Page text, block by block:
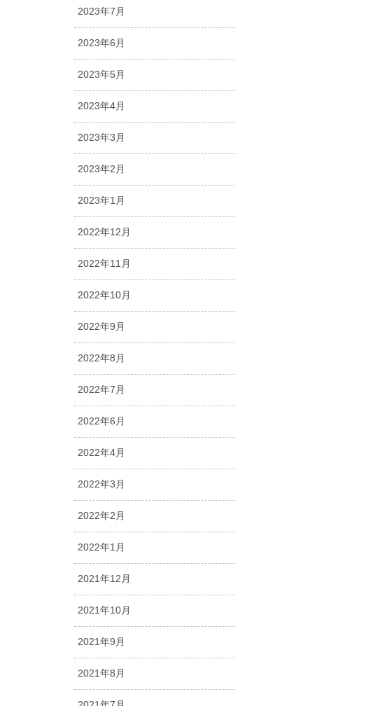
2023年7月
2023年6月
2023年5月
2023年4月
2023年3月
2023年2月
2023年1月
2022年12月
2022年11月
2022年10月
2022年9月
2022年8月
2022年7月
2022年6月
2022年4月
2022年3月
2022年2月
2022年1月
2021年12月
2021年10月
2021年9月
2021年8月